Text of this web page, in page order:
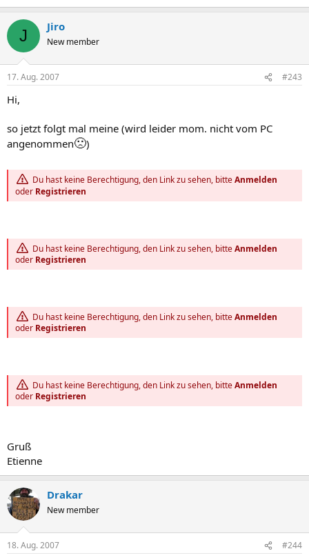
J Jiro
New member
17. Aug. 2007 #243
Hi,
so jetzt folgt mal meine (wird leider mom. nicht vom PC
angenommen🙁)
Du hast keine Berechtigung, den Link zu sehen, bitteAnmelden
oder Registrieren
Du hast keine Berechtigung, den Link zu sehen, bitteAnmelden
oder Registrieren
Du hast keine Berechtigung, den Link zu sehen, bitteAnmelden
oder Registrieren
Du hast keine Berechtigung, den Link zu sehen, bitteAnmelden
oder Registrieren
Gruß
Etienne
Drakar
New member
18. Aug. 2007 #244